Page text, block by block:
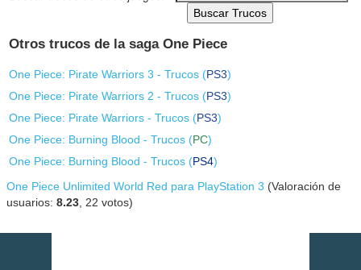
Buscar Trucos
Otros trucos de la saga One Piece
One Piece: Pirate Warriors 3 - Trucos (PS3)
One Piece: Pirate Warriors 2 - Trucos (PS3)
One Piece: Pirate Warriors - Trucos (PS3)
One Piece: Burning Blood - Trucos (PC)
One Piece: Burning Blood - Trucos (PS4)
One Piece Unlimited World Red para PlayStation 3 (Valoración de
usuarios:8.23 22 votos)